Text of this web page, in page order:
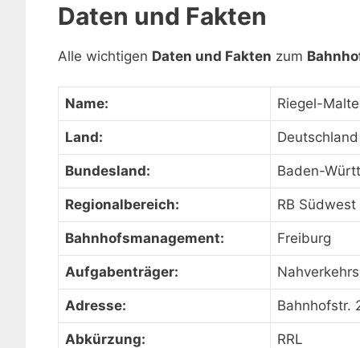
Daten und Fakten
Alle wichtigen Daten und Fakten zum
Name: Riegel-
Land: Deutschland
Bundesland: Baden-
Regionalbereich: RB Südwest
Bahnhofsmanagement: Freiburg
Aufgabenträger:
Adresse: Bahnhofstr.
Abkürzung: RRL